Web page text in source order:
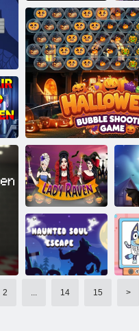
Helovīna mačs
Izdzīvošanas
mala
Helovīna burbuļu
Lēdija Raven
2 ... 14 15 >